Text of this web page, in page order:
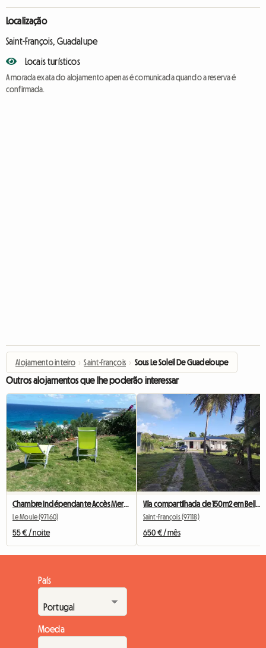
Localização
Saint-François, Guadalupe
Locais turísticos
A morada exata do alojamento apenas é comunicada quando a reserva é
confirmada.
Alojamento inteiro › Saint-François › Sous Le Soleil De Guadeloupe
Outros alojamentos que lhe poderão interessar
Chambre Indépendante Accès Mer Et Jardin
Le Moule (97160)
55 € / noite
Saint-François (97118)
650 € / mês
País
Moeda